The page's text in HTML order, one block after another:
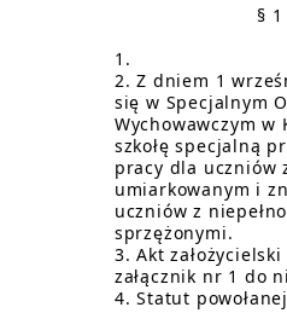
§ 1
Z dniem 1
się w Specjalnym
Wychowawczym w
szkołę specjalną
pracy dla uczniów
umiarkowanym i
uczniów z
sprzężonymi.
Akt
załącznik nr 1 do
Statut